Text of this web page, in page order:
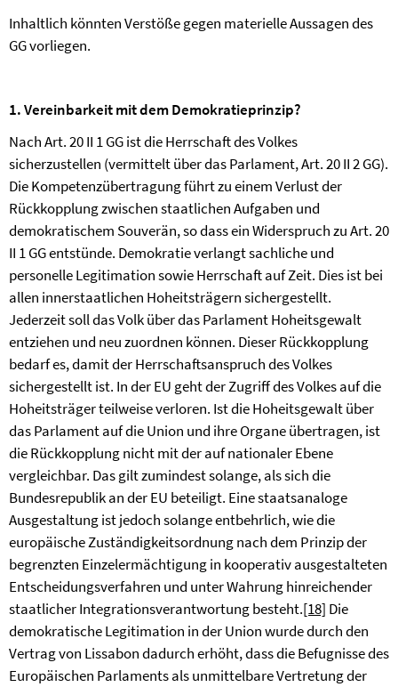
Inhaltlich könnten Verstöße gegen materielle Aussagen des
GG vorliegen.
1. Vereinbarkeit mit dem Demokratieprinzip?
Nach Art. 20 II 1 GG ist die Herrschaft des Volkes
sicherzustellen (vermittelt über das Parlament, Art. 20 II 2 GG).
Die Kompetenzübertragung führt zu einem Verlust der
Rückkopplung zwischen staatlichen Aufgaben und
demokratischem Souverän, so dass ein Widerspruch zu Art. 20
II 1 GG entstünde. Demokratie verlangt sachliche und
personelle Legitimation sowie Herrschaft auf Zeit. Dies ist bei
allen innerstaatlichen Hoheitsträgern sichergestellt.
Jederzeit soll das Volk über das Parlament Hoheitsgewalt
entziehen und neu zuordnen können. Dieser Rückkopplung
bedarf es, damit der Herrschaftsanspruch des Volkes
sichergestellt ist. In der EU geht der Zugriff des Volkes auf die
Hoheitsträger teilweise verloren. Ist die Hoheitsgewalt über
das Parlament auf die Union und ihre Organe übertragen, ist
die Rückkopplung nicht mit der auf nationaler Ebene
vergleichbar. Das gilt zumindest solange, als sich die
Bundesrepublik an der EU beteiligt. Eine staatsanaloge
Ausgestaltung ist jedoch solange entbehrlich, wie die
europäische Zuständigkeitsordnung nach dem Prinzip der
begrenzten Einzelermächtigung in kooperativ ausgestalteten
Entscheidungsverfahren und unter Wahrung hinreichender
staatlicher Integrationsverantwortung besteht.[18] Die
demokratische Legitimation in der Union wurde durch den
Vertrag von Lissabon dadurch erhöht, dass die Befugnisse des
Europäischen Parlaments als unmittelbare Vertretung der